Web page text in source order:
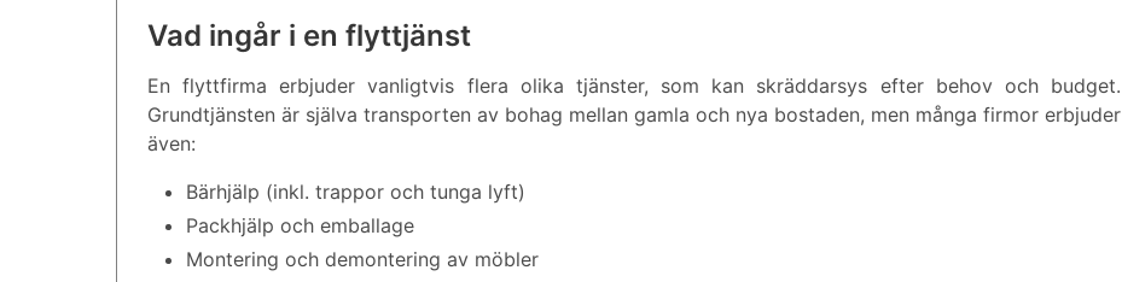
Vad ingår i en flyttjänst
En flyttfirma erbjuder vanligtvis flera olika tjänster, som kan skräddarsys efter behov och budget.
Grundtjänsten är själva transporten av bohag mellan gamla och nya bostaden, men många firmor erbjuder
även:
Bärhjälp (inkl. trappor och tunga lyft)
Packhjälp och emballage
Montering och demontering av möbler